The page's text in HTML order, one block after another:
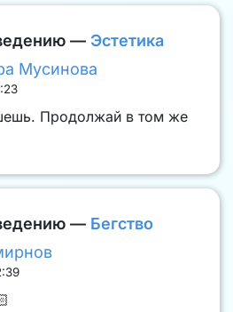
— Эстетика
Мусинова
Продолжай в том же
— Бегство